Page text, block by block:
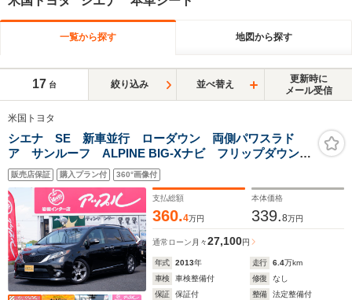
一覧から探す 地図から探す
17 台 絞り込み 並べ替え
更新時に
メール受信
米国トヨタ
シエナ SE 新車並行 ローダウン 両側パワスラド
ア サンルーフ ALPINE BIG-Xナビ フリップダウンモ
ニター
販売店保証 購入プラン付 360°画像付
支払総額
360.4万円
本体価格
339.8万円
通常ローン 月々27,100円
年式 2013年 走行 6.4万km
車検
車検整備付 修復
なし
保証
保証付 整備
法定整備付